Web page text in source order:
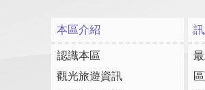
本區介紹
認識本區
觀光旅遊資訊